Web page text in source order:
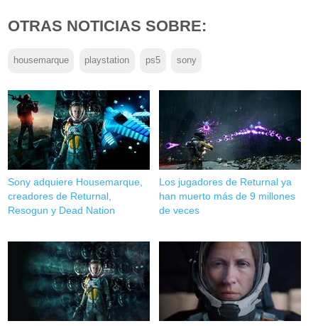
OTRAS NOTICIAS SOBRE:
housemarque playstation ps5 sony
Sony adquiere Housemarque,
creadores de Returnal,
Resogun y Dead Nation
Los jugadores de Returnal ya
han muerto más de 9 millones
de veces